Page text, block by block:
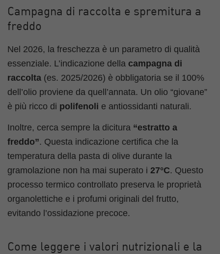
Campagna di raccolta e spremitura a
freddo
Nel 2026, la freschezza è un parametro di qualità
essenziale. L’indicazione della campagna di
raccolta (es. 2025/2026) è obbligatoria se il 100%
dell’olio proviene da quell’annata. Un olio “giovane”
è più ricco di polifenoli e antiossidanti naturali.
Inoltre, cerca sempre la dicitura “estratto a
freddo”. Questa indicazione certifica che la
temperatura della pasta di olive durante la
gramolazione non ha mai superato i 27°C. Questo
processo termico controllato preserva le proprietà
organolettiche e i profumi originali del frutto,
evitando l’ossidazione precoce.
Come leggere i valori nutrizionali e la